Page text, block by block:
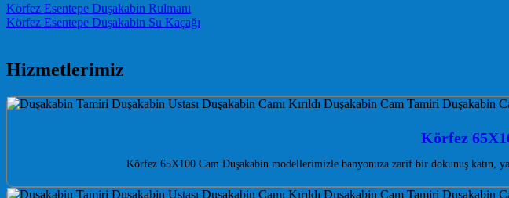
Post navigation
Körfez Esentepe Duşakabin Rulmanı
Körfez Esentepe Duşakabin Su Kaçağı
Hizmetlerimiz
Körfez
Körfez 65X100 Cam Duşakabin modellerimizle banyonuza zarif bir dokunuş katın,